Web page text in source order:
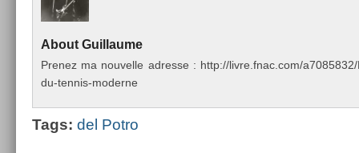
About Guil­laume
Pre­nez ma nouvel­le ad­resse : http://livre.fnac.com/
du-tennis-moderne
Tags: del Potro